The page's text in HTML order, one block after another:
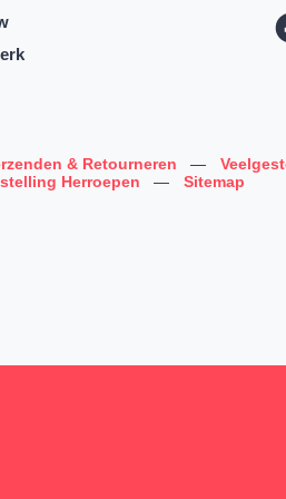
& Retourneren —
Herroepen — Sitemap